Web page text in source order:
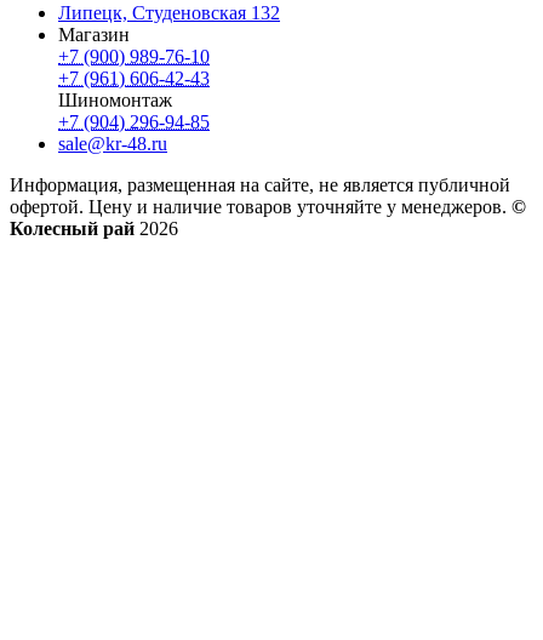
Липецк, Студеновская 132
Магазин
+7 (900) 989-76-10
+7 (961) 606-42-43
Шиномонтаж
+7 (904) 296-94-85
sale@kr-48.ru
Информация, размещенная на сайте, не является публичной
офертой. Цену и наличие товаров уточняйте у менеджеров. ©
Колесный рай 2026